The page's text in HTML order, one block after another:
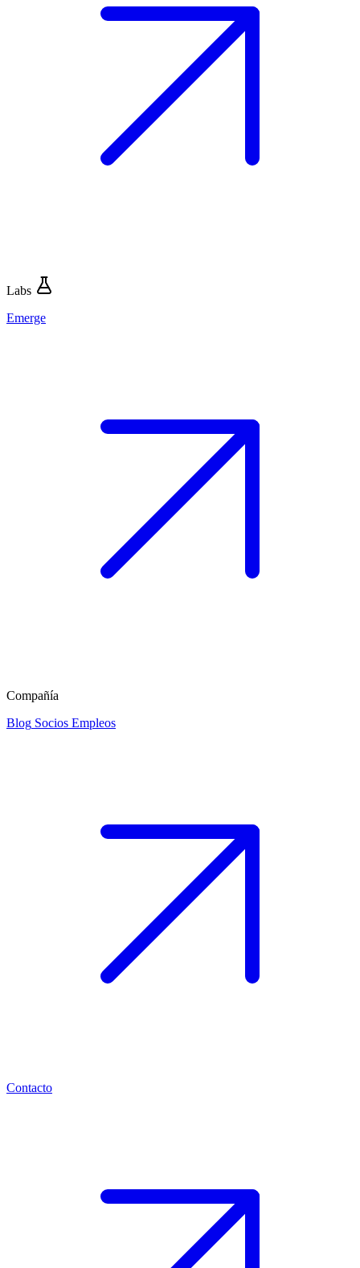
Labs
Emerge
Compañía
Blog Socios Empleos
Contacto